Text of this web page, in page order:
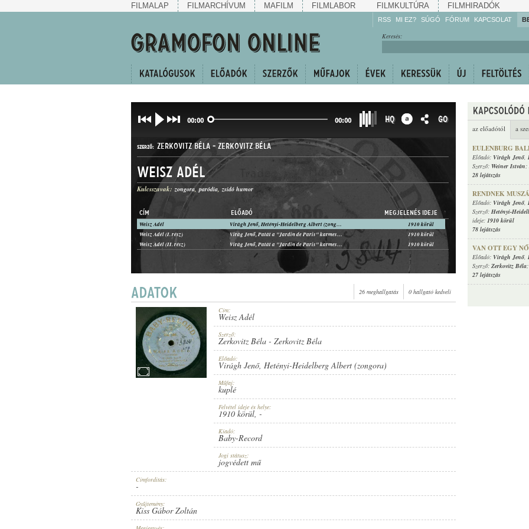
FILMALAP FILMARCHÍVUM MAFILM FILMLABOR FILMKULTÚRA FILMHIRADÓK
RSS MI EZ? SÚGÓ
Gyarapítsa!
FÓRUM KAPCSOLAT
Keresés:
az előadótól a
EULENBURG
Előadó: Virágh Jenő,
Szerző: Weiner István;
28 lejátszás
RENDNEK
Előadó: Virágh Jenő,
Szerző: Hetényi-
ideje: 1910 körül
78 lejátszás
VAN OTT EGY
Előadó: Virágh Jenő,
Szerző: Zerkovitz Béla
27 lejátszás
00:00 00:00 HQ GO
SZERZŐ: ZERKOVITZ BÉLA-ZERKOVITZ BÉLA
MŰFAJ: KUPLÉ
MEGJELENÉS IDEJE: 1910 KÖRÜL
LEMEZSZÁM:
Weisz Adél
Kulcsszavak: zongora paródia zsidó humor
CÍM ELŐADÓ MEGJELENÉS IDEJE
Weisz Adél Virágh Jenő, Hetényi-Heidelberg Albert (zongora)
1910 körül
Weisz Adél (I. rész)
Virág Jenő, Patát a "Jardin de Paris" karmestere (zongora)
1910 körül
Weisz Adél (II. rész)
Virág Jenő, Patát a "Jardin de Paris" karmestere (zongora) 1910 körül
26 meghallgatás 0 hallgató kedveli
Cím:
Weisz Adél
Szerző:
Zerkovitz Béla - Zerkovitz Béla
Előadó:
Virágh Jenő, Hetényi-Heidelberg Albert (zongora)
Műfaj:
kuplé
Felvétel ideje és helye:
1910 körül, -
Kiadó:
Baby-Record
Jogi státusz:
jogvédett mű
Címfordítás:
-
Gyűjtemény:
Kiss Gábor Zoltán